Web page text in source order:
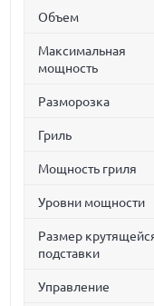
Объем
Максимальная
мощность
Разморозка
Гриль
Мощность гриля
Уровни мощности
Размер
подставки
Управление